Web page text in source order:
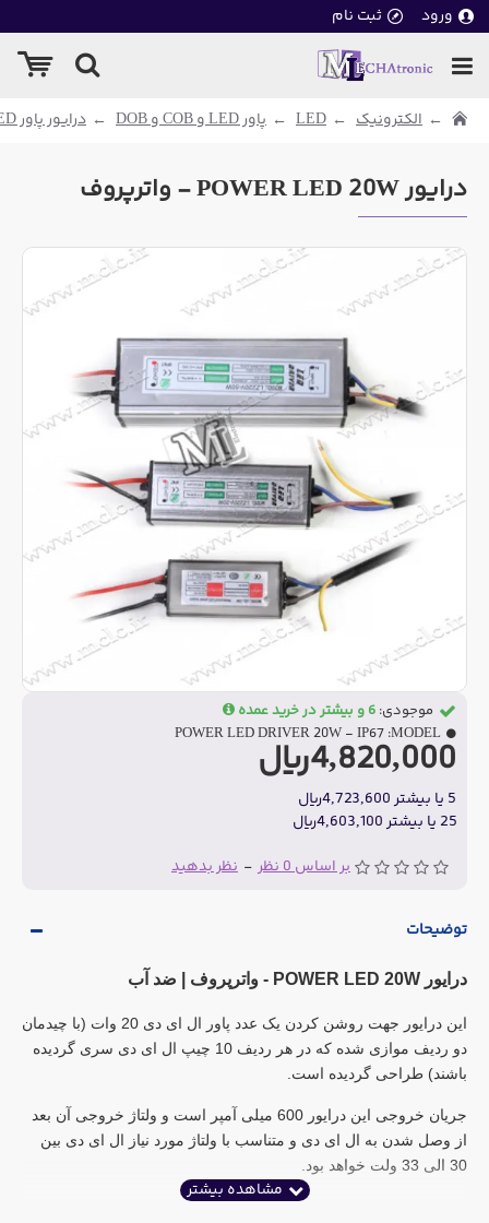
ورود ثبت نام
الکترونیک LED پاور LED و COB و DOB درایور پاور LED
درایور POWER LED 20W - واترپروف
بر اساس 0 نظر - نظر بدهید
4,820,000ریال
5 یا بیشتر 4,723,600ریال
25 یا بیشتر 4,603,100ریال
موجودی: 6 و بیشتر در خرید عمده
MODEL:
POWER LED DRIVER 20W - IP67
توضیحات
درایور POWER LED 20W - واترپروف | ضد آب
این درایور جهت روشن کردن یک عدد پاور ال ای دی 20 وات (با چیدمان
دو ردیف موازی شده که در هر ردیف 10 چیپ ال ای دی سری گردیده
باشند) طراحی گردیده است.
جریان خروجی این درایور 600 میلی آمپر است و ولتاژ خروجی آن بعد
از وصل شدن به ال ای دی و متناسب با ولتاژ مورد نیاز ال ای دی بین
30 الی 33 ولت خواهد بود.